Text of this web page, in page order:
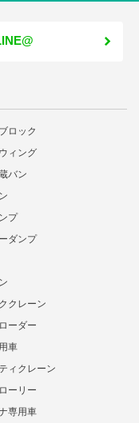
ロック
ィング
バン
プ
ダンプ
クレーン
ーダー
車
ィクレーン
ーリー
専用車